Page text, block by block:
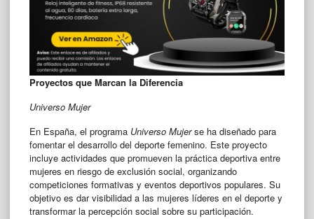
Proyectos que Marcan la Diferencia
Universo Mujer
En España, el programa Universo Mujerse ha diseñado para
fomentar el desarrollo del deporte femenino. Este proyecto
incluye actividades que promueven la práctica deportiva entre
mujeres en riesgo de exclusión social, organizando
competiciones formativas y eventos deportivos populares. Su
objetivo es dar visibilidad a las mujeres líderes en el deporte y
transformar la percepción social sobre su participación.